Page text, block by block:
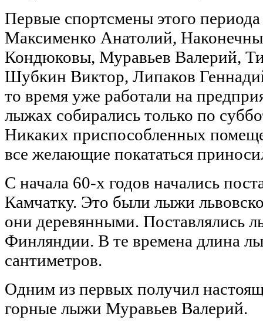
Первые спортсмены этого
Максименко Анатолий,
Кондюковы, Муравьев Валерий,
Шубкин Виктор, Липаков
то время уже работали на
лыжах собирались только по
Никаких приспособленных
все желающие покататься
С начала 60-х годов начались
Камчатку. Это были лыжи
они деревянными. Поставлялись
Финляндии. В те времена длина
сантиметров.
Одним из первых получил
горные лыжи Муравьев